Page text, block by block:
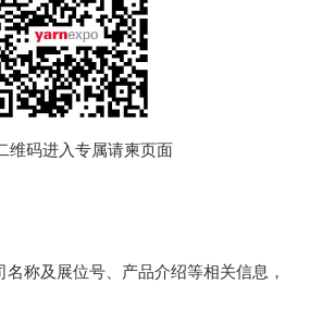
维码进入专属请柬页面
称及展位号、产品介绍等相关信息，